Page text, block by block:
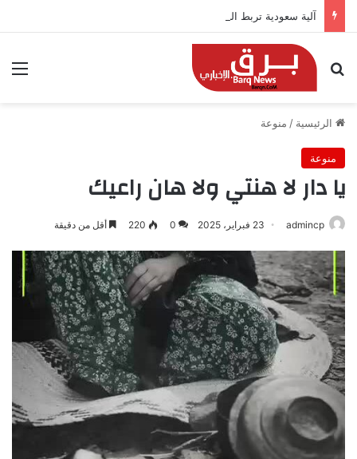
آلية سعودية تربط الحضور باجتياز الدورات
بحث عن
الرئيسية / منوعة
منوعة
يا دار لا هنتي ولا هان راعيك
admincp 23 فبراير، 2025 0
220 أقل من دقيقة